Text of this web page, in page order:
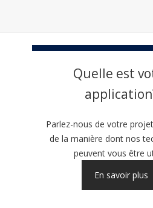
Quelle est
Parlez-nous de votre
de la manière dont nos
peuvent vous être
En savoir plus